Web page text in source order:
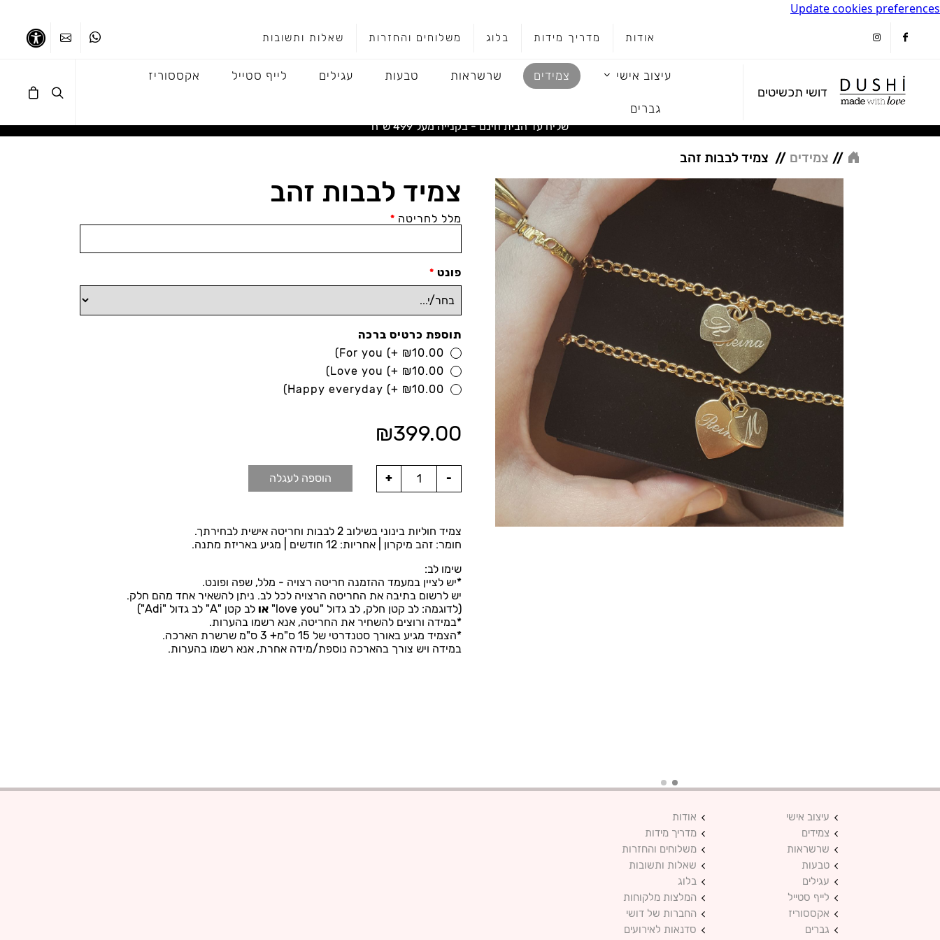
Update cookies preferences
facebook אודות מדריך מידות בלוג משלוחים והחזרות שאלות ותשובות ווטסאפ צרו קשר
דושי תכשיטים
עיצוב אישי צמידים שרשראות טבעות עגילים לייף סטייל אקססוריז
גברים
שליח עד הבית חינם - בקנייה מעל 499 ש"ח
// צמידים // צמיד לבבות זהב
צמיד לבבות זהב
מלל לחריטה *
פונט *
תוספת כרטיס ברכה
For you (+ ₪10.00)
Love you (+ ₪10.00)
Happy everyday (+ ₪10.00)
₪399.00
הוספה לעגלה
צמיד חוליות בינוני בשילוב 2 לבבות וחריטה אישית לבחירתך.
חומר: זהב מיקרון | אחריות: 12 חודשים | מגיע באריזת מתנה.
שימו לב:
*יש לציין במעמד ההזמנה חריטה רצויה - מלל, שפה ופונט.
יש לרשום בתיבה את החריטה הרצויה לכל לב. ניתן להשאיר אחד מהם חלק.
(לדוגמה: לב קטן חלק, לב גדול "love you"
או לב קטן "A" לב גדול "Adi")
*במידה ורוצים להשחיר את החריטה, אנא רשמו בהערות.
*הצמיד מגיע באורך סטנדרטי של 15 ס"מ+ 3 ס"מ שרשרת הארכה.
במידה ויש צורך בהארכה נוספת/מידה אחרת, אנא רשמו בהערות.
עיצוב אישי
צמידים
שרשראות
טבעות
עגילים
לייף סטייל
אקססוריז
גברים
אודות
מדריך מידות
משלוחים והחזרות
שאלות ותשובות
בלוג
המלצות מלקוחות
החברות של דושי
סדנאות לאירועים